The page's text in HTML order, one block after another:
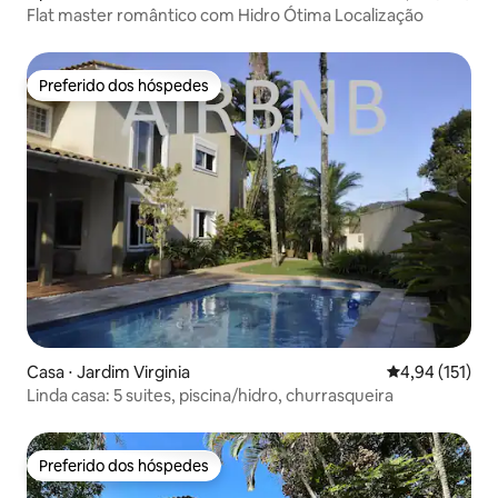
Flat master romântico com Hidro Ótima Localização
Preferido dos hóspedes
Preferido dos hóspedes
Casa ⋅ Jardim Virginia 4,94 de uma
4,94 (151)
Linda casa: 5 suites, piscina/hidro, churrasqueira
Preferido dos hóspedes
Preferido dos hóspedes